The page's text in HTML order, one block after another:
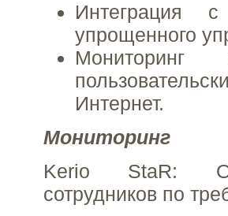
Интеграция
упрощенного
Интернет.
Мониторинг
Kerio StaR:
сотрудников по